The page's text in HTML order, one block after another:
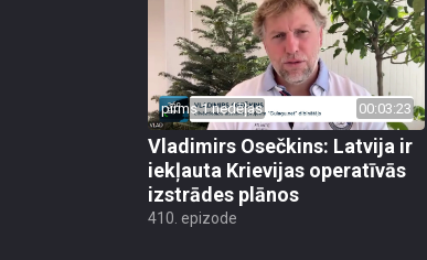
pirms 1 nedēļas 00:03:23
Vladimirs Osečkins: Latvija ir
iekļauta Krievijas operatīvās
izstrādes plānos
410. epizode